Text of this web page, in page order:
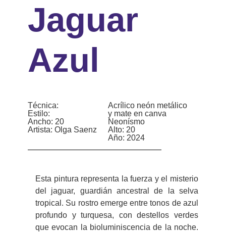
Jaguar
Azul
Técnica:
Estilo:
Ancho: 20
Artista: Olga Saenz
Acrílico neón metálico
y mate en canva
Neonísmo
Alto: 20
Año: 2024
Esta pintura representa la fuerza y el misterio
del jaguar, guardián ancestral de la selva
tropical. Su rostro emerge entre tonos de azul
profundo y turquesa, con destellos verdes
que evocan la bioluminiscencia de la noche.